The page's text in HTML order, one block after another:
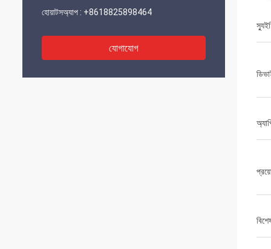
হোয়াটসঅ্যাপ : +8618825898464
যোগাযোগ